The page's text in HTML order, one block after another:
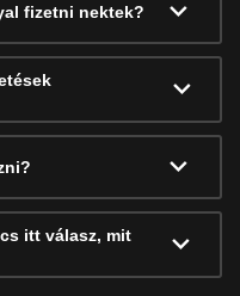
fizetni nektek?
itt válasz, mit